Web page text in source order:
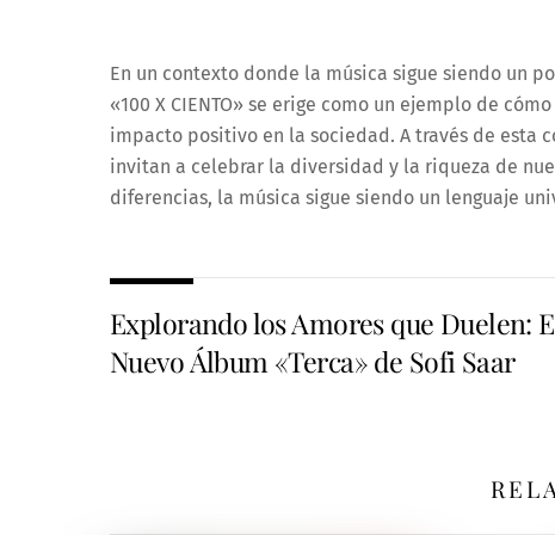
En un contexto donde la música sigue siendo un
«100 X CIENTO» se erige como un ejemplo de
impacto positivo en la sociedad. A través de esta
invitan a celebrar la diversidad y la riqueza de
diferencias, la música sigue siendo un lenguaje
Explorando los Amores que Duelen:
Nuevo Álbum «Terca» de Sofi Saar